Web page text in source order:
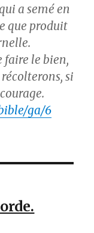
a semé en
que produit
faire le bien,
si
ga/6